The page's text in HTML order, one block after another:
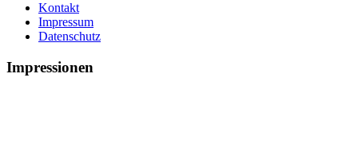
Kontakt
Impressum
Datenschutz
Impressionen